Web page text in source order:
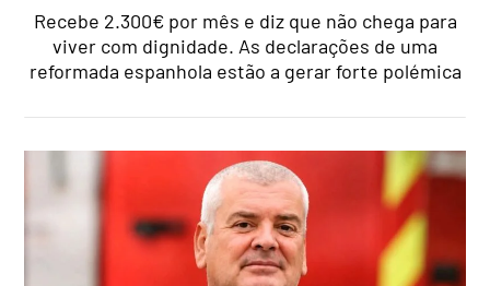
Recebe 2.300€ por mês e diz que não chega para
viver com dignidade. As declarações de uma
reformada espanhola estão a gerar forte polémica